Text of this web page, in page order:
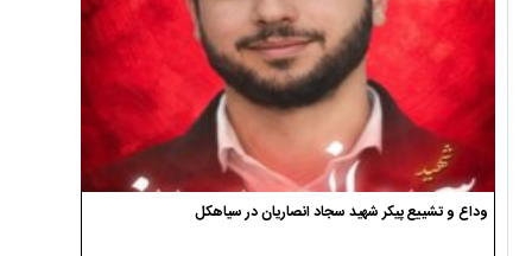
وداع و تشییع پیکر شهید سجاد انصاریان در سیاهکل